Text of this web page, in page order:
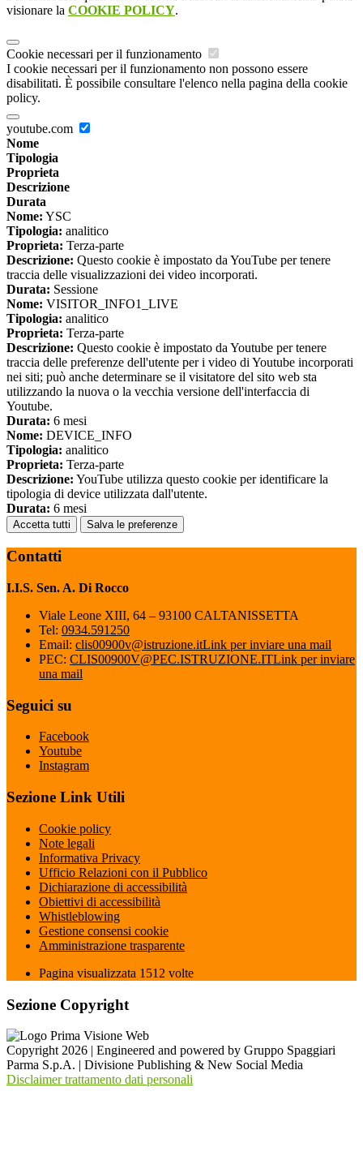
visionare la COOKIE POLICY.
Cookie necessari per il funzionamento
I cookie necessari per il funzionamento non possono essere
disabilitati. È possibile consultare l'elenco nella pagina della cookie
policy.
youtube.com
Nome
Tipologia
Proprieta
Descrizione
Durata
Nome: YSC
Tipologia: analitico
Proprieta: Terza-parte
Descrizione: Questo cookie è impostato da YouTube per tenere
traccia delle visualizzazioni dei video incorporati.
Durata: Sessione
Nome: VISITOR_INFO1_LIVE
Tipologia: analitico
Proprieta: Terza-parte
Descrizione: Questo cookie è impostato da Youtube per tenere
traccia delle preferenze dell'utente per i video di Youtube incorporati
nei siti; può anche determinare se il visitatore del sito web sta
utilizzando la nuova o la vecchia versione dell'interfaccia di
Youtube.
Durata: 6 mesi
Nome: DEVICE_INFO
Tipologia: analitico
Proprieta: Terza-parte
Descrizione: YouTube utilizza questo cookie per identificare la
tipologia di device utilizzata dall'utente.
Durata: 6 mesi
Accetta tutti Salva le preferenze
Contatti
I.I.S. Sen. A. Di Rocco
Viale Leone XIII, 64 – 93100 CALTANISSETTA
Tel: 0934.591250
Email: clis00900v@istruzione.itLink per inviare una mail
PEC: CLIS00900V@PEC.ISTRUZIONE.ITLink per inviare
una mail
Seguici su
Facebook
Youtube
Instagram
Sezione Link Utili
Cookie policy
Note legali
Informativa Privacy
Ufficio Relazioni con il Pubblico
Dichiarazione di accessibilità
Obiettivi di accessibilità
Whistleblowing
Gestione consensi cookie
Amministrazione trasparente
Pagina visualizzata 1512 volte
Sezione Copyright
Copyright 2026 | Engineered and powered by Gruppo Spaggiari
Parma S.p.A. | Divisione Publishing & New Social Media
Disclaimer trattamento dati personali